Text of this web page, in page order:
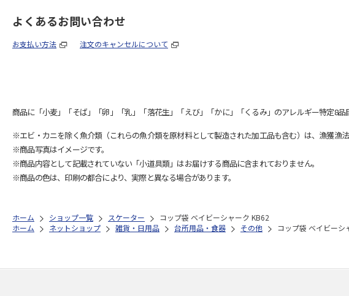
よくあるお問い合わせ
お支払い方法 注文のキャンセルについて
商品に「小麦」「そば」「卵」「乳」「落花生」「えび」「かに」「くるみ」のアレルギー特定8品
※エビ・カニを除く魚介類（これらの魚介類を原材料として製造された加工品も含む）は、漁獲漁
※商品写真はイメージです。
※商品内容として記載されていない「小道具類」はお届けする商品に含まれておりません。
※商品の色は、印刷の都合により、実際と異なる場合があります。
ホーム ショップ一覧 スケーター
コップ袋 ベイビーシャーク KB62
ホーム
ネットショップ 雑貨・日用品 台所用品・食器 その他 コップ袋 ベイビーシ